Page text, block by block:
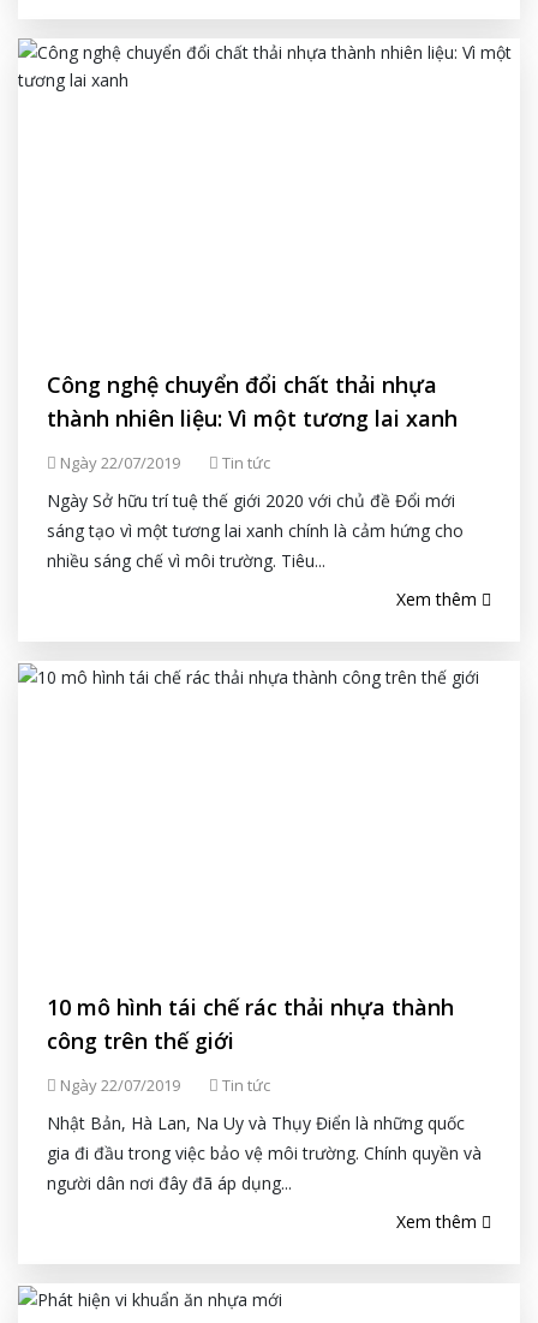
Công nghệ chuyển đổi chất thải nhựa
thành nhiên liệu: Vì một tương lai xanh
Ngày 22/07/2019 Tin tức
Ngày Sở hữu trí tuệ thế giới 2020 với chủ đề Đổi mới
sáng tạo vì một tương lai xanh chính là cảm hứng cho
nhiều sáng chế vì môi trường. Tiêu...
Xem thêm
10 mô hình tái chế rác thải nhựa thành
công trên thế giới
Ngày 22/07/2019 Tin tức
Nhật Bản, Hà Lan, Na Uy và Thụy Điển là những quốc
gia đi đầu trong việc bảo vệ môi trường. Chính quyền và
người dân nơi đây đã áp dụng...
Xem thêm